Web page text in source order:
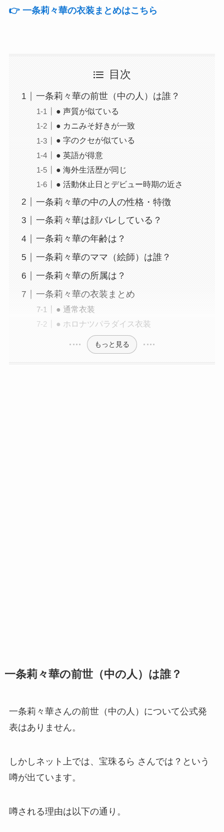
👉 一条莉々華の衣装まとめはこちら
目次
一条莉々華の前世（中の人）は誰？
● 声質が似ている
● カニみそ好きが一致
● 字のクセが似ている
● 英語が得意
● 海外生活歴が同じ
● 活動休止日とデビュー時期の近さ
一条莉々華の中の人の性格・特徴
一条莉々華は顔バレしている？
一条莉々華の年齢は？
一条莉々華のママ（絵師）は誰？
一条莉々華の所属は？
一条莉々華の衣装まとめ
● 通常衣装
● ホロナツパラダイス衣装
もっと見る
一条莉々華の前世（中の人）は誰？
一条莉々華さんの前世（中の人）について公式発
表はありません。
しかしネット上では、宝珠るら さんでは？という
噂が出ています。
噂される理由は以下の通り。